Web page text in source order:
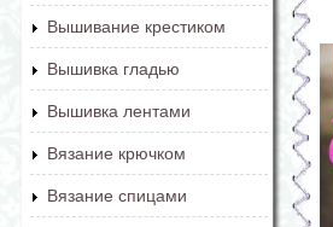
Вышивание крестиком
Вышивка гладью
Вышивка лентами
Вязание крючком
Вязание спицами